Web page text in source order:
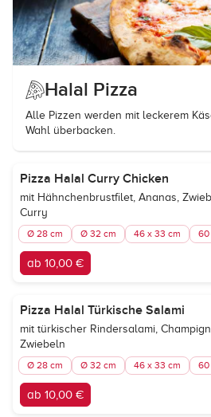
Halal Pizza
Alle Pizzen werden mit leckerem
Wahl überbacken.
Pizza Halal Curry Chicken
mit Hähnchenbrustfilet, Ananas,
Curry
Ø 28 cm Ø 32 cm 46 x 33 cm 60
ab 10,00 €
Pizza Halal Türkische Salami
mit türkischer Rindersalami,
Zwiebeln
Ø 28 cm Ø 32 cm 46 x 33 cm 60
ab 10,00 €